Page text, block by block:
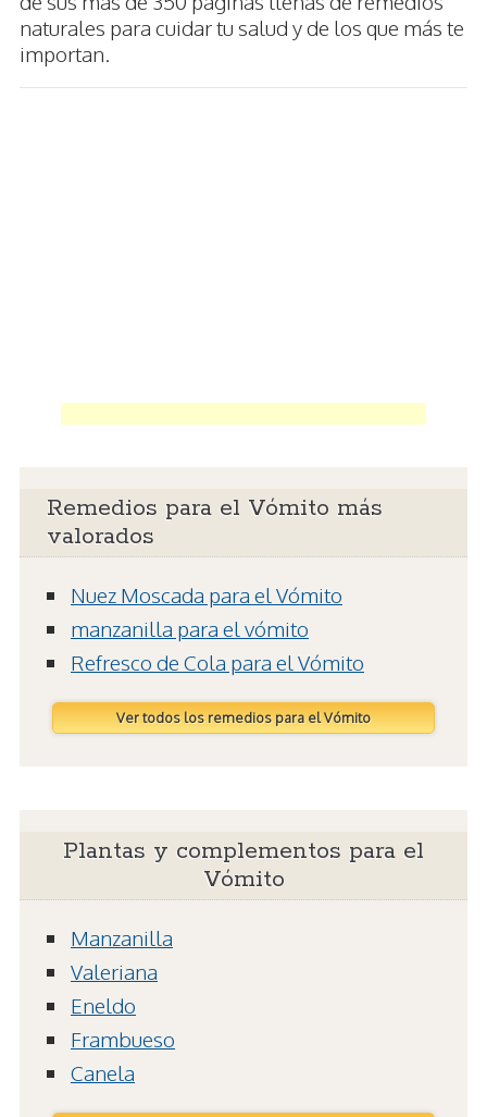
naturales para cuidar tu salud y de los que más te
importan.
Remedios para el Vómito más
valorados
Nuez Moscada para el Vómito
manzanilla para el vómito
Refresco de Cola para el Vómito
Ver todos los remedios para el Vómito
Plantas y complementos para el
Vómito
Manzanilla
Valeriana
Eneldo
Frambueso
Canela